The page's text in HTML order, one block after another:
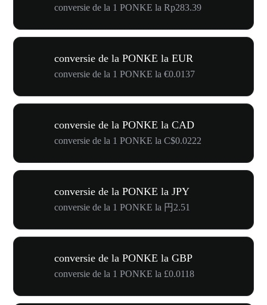
conversie de la 1 PONKE la Rp283.39
conversie de la PONKE la EUR
conversie de la 1 PONKE la €0.0137
conversie de la PONKE la CAD
conversie de la 1 PONKE la C$0.0222
conversie de la PONKE la JPY
conversie de la 1 PONKE la 円2.51
conversie de la PONKE la GBP
conversie de la 1 PONKE la £0.0118